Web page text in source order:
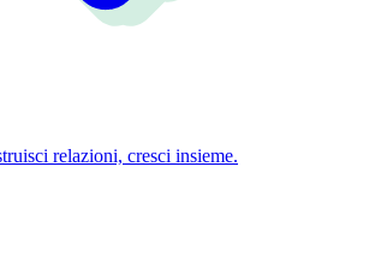
relazioni, cresci insieme.